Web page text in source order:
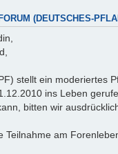
(DEUTSCHES-
stellt ein moderiertes
ins Leben
bitten wir
Teilnahme am